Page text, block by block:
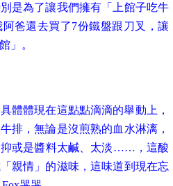
是為了讓我們擁有 「上館子吃牛
爸還去買了7份鐵盤跟刀叉，讓
」。
體體現在這點點滴滴的舉動上，
排，無論是沒煎熟的血水淋漓，
或是醬料太鹹、太淡…… ，這酸
親情」的滋味，這味道到現在忘